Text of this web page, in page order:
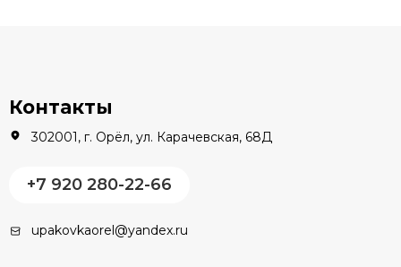
Контакты
302001, г. Орёл, ул. Карачевская, 68Д
+7 920 280-22-66
upakovkaorel@yandex.ru